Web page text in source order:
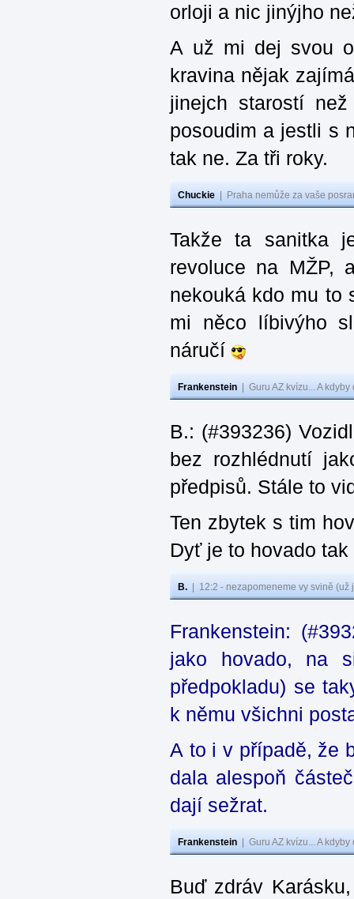
orloji a nic jinýjho
A už mi dej svou
kravina nějak
jinejch starostí
posoudim a jestli s
tak ne. Za tři roky.
Chuckie Praha nemůže za vaše
Takže ta sanitka
revoluce na MŽP,
nekouká kdo mu to
mi něco líbivýho
náručí
Frankenstein Guru AZ kvízu... A
B.: (#393236)
bez rozhlédnutí
předpisů. Stále to
Ten zbytek s tim
Dyť je to hovado tak
B. 12:2 - nezapomeneme vy svině
Frankenstein:
jako hovado, na
předpokladu) se
k němu všichni
A to i v případě, že
dala alespoň
dají sežrat.
Frankenstein Guru AZ kvízu... A
Buď zdráv